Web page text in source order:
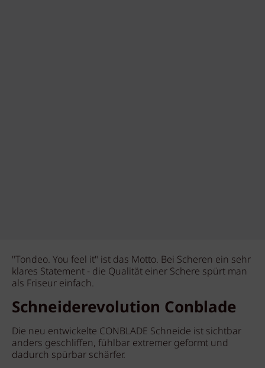
"Tondeo. You feel it" ist das Motto. Bei Scheren ein sehr
klares Statement - die Qualität einer Schere spürt man
als Friseur einfach.
Schneiderevolution Conblade
Die neu entwickelte CONBLADE Schneide ist sichtbar
anders geschliffen, fühlbar extremer geformt und
dadurch spürbar schärfer.